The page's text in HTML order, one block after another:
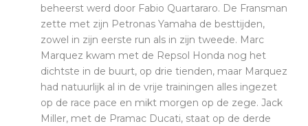
beheerst werd door Fabio Quartararo. De Fransman
zette met zijn Petronas Yamaha de besttijden,
zowel in zijn eerste run als in zijn tweede. Marc
Marquez kwam met de Repsol Honda nog het
dichtste in de buurt, op drie tienden, maar Marquez
had natuurlijk al in de vrije trainingen alles ingezet
op de race pace en mikt morgen op de zege. Jack
Miller, met de Pramac Ducati, staat op de derde